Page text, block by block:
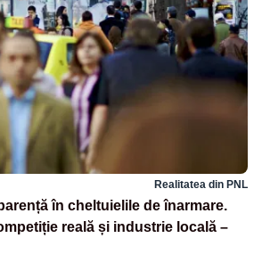
Realitatea din PNL
în cheltuielile de înarmare.
reală și industrie locală –